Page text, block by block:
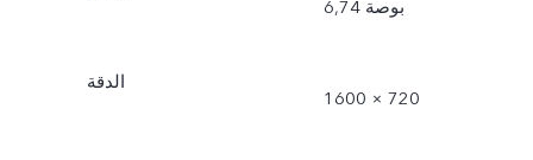
6,74 بوصة
الدقة
1600 × 720